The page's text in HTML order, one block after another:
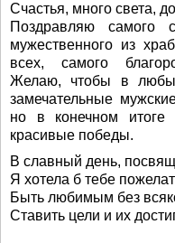
Счастья, много света,
Поздравляю самого
мужественного из
всех, самого
Желаю, чтобы в
замечательные
но в конечном итоге
красивые победы.
В славный день,
Я хотела б тебе
Быть любимым без
Ставить цели и их